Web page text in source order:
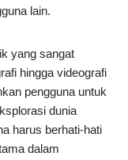
lain.
yang sangat
hingga videografi
pengguna untuk
dunia
harus berhati-hati
dalam